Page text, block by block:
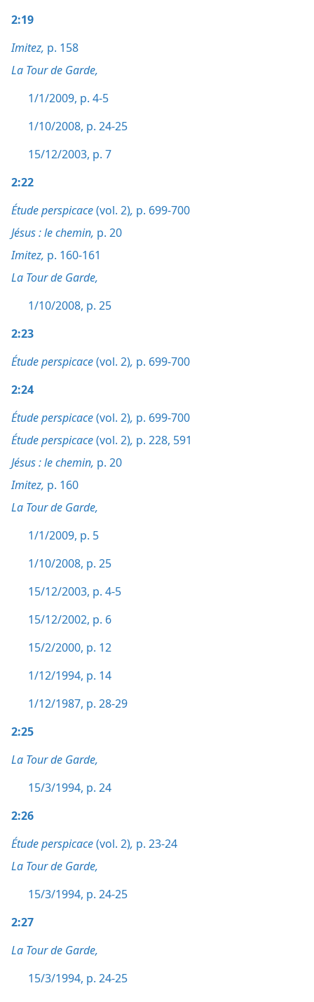
2:19
Imitez, p. 158
La Tour de Garde,
1/1/2009, p. 4-5
1/10/2008, p. 24-25
15/12/2003, p. 7
2:22
Étude perspicace(vol. 2), p. 699-700
Jésus : le chemin, p. 20
Imitez, p. 160-161
La Tour de Garde,
1/10/2008, p. 25
2:23
Étude perspicace(vol. 2), p. 699-700
2:24
Étude perspicace(vol. 2), p. 699-700
Étude perspicace(vol. 2), p. 228, 591
Jésus : le chemin, p. 20
Imitez, p. 160
La Tour de Garde,
1/1/2009, p. 5
1/10/2008, p. 25
15/12/2003, p. 4-5
15/12/2002, p. 6
15/2/2000, p. 12
1/12/1994, p. 14
1/12/1987, p. 28-29
2:25
La Tour de Garde,
15/3/1994, p. 24
2:26
Étude perspicace(vol. 2), p. 23-24
La Tour de Garde,
15/3/1994, p. 24-25
2:27
La Tour de Garde,
15/3/1994, p. 24-25